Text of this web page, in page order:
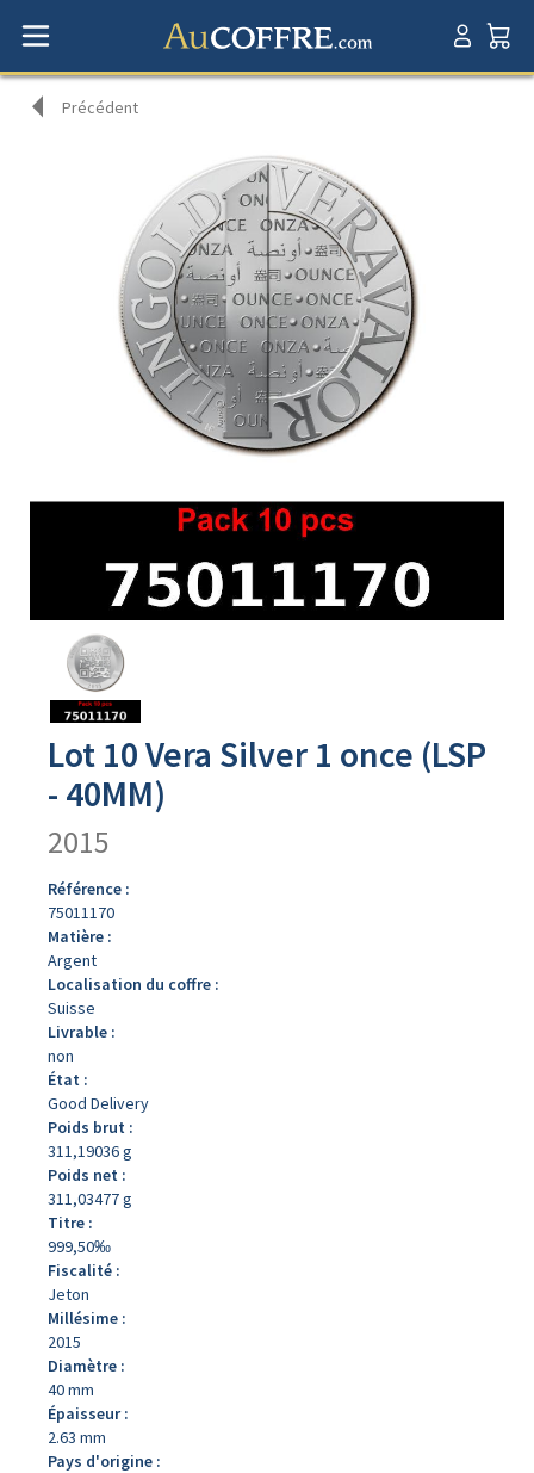
Précédent
produit
Lot 10 Vera Silver 1 once (LSP
- 40MM)
2015
Référence :
75011170
Matière :
Argent
Localisation du coffre :
Suisse
Livrable :
non
État :
Good Delivery
Poids brut :
311,19036 g
Poids net :
311,03477 g
Titre :
999,50‰
Fiscalité :
Jeton
Millésime :
2015
Diamètre :
40 mm
Épaisseur :
2.63 mm
Pays d'origine :